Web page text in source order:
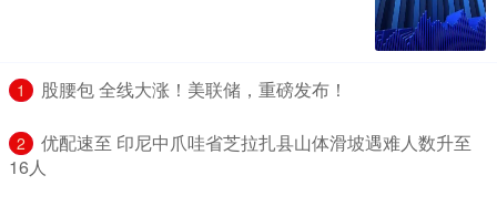
1 ​股腰包 全线大涨！美联储，重磅发布！
2
​优配速至 印尼中爪哇省芝拉扎县山体滑坡遇难人数升至
16人